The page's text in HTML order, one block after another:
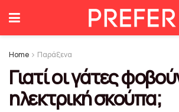
Home Παράξενα
Γιατί οι γάτες
ηλεκτρική σκούπα;